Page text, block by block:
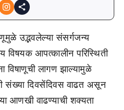
उद्भवलेल्या संसर्गजन्य
विषयक आपत्कालीन परिस्थिती
विषाणूची लागण झाल्यामुळे
संख्या दिवसेंदिवस वाढत असून
आणखी वाढण्याची शक्यता